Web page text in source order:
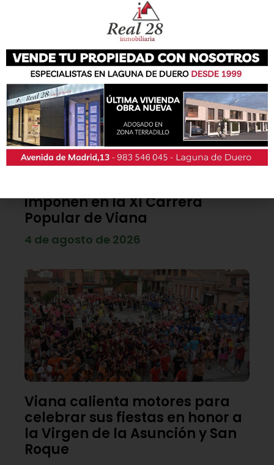
Lo último
imponen en la XI Carrera
Popular de Viana
4 de agosto de 2026
Viana calienta motores para
celebrar sus fiestas en honor a
la Virgen de la Asunción y San
Roque